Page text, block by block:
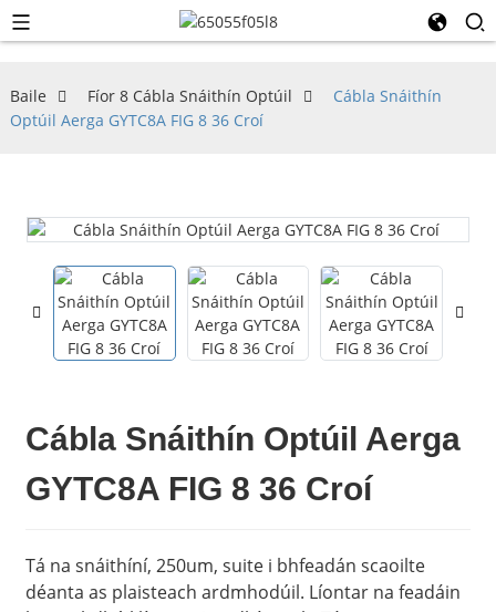
Baile Fíor 8 Cábla Snáithín Optúil
Cábla Snáithín
Optúil Aerga GYTC8A FIG 8 36 Croí
Cábla Snáithín Optúil Aerga
GYTC8A FIG 8 36 Croí
Tá na snáithíní, 250um, suite i bhfeadán scaoilte
déanta as plaisteach ardmhodúil. Líontar na feadáin